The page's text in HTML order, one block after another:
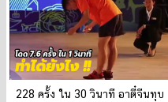
228 ครั้ง ใน 30 วินาที อาตี๋จีนทุบ